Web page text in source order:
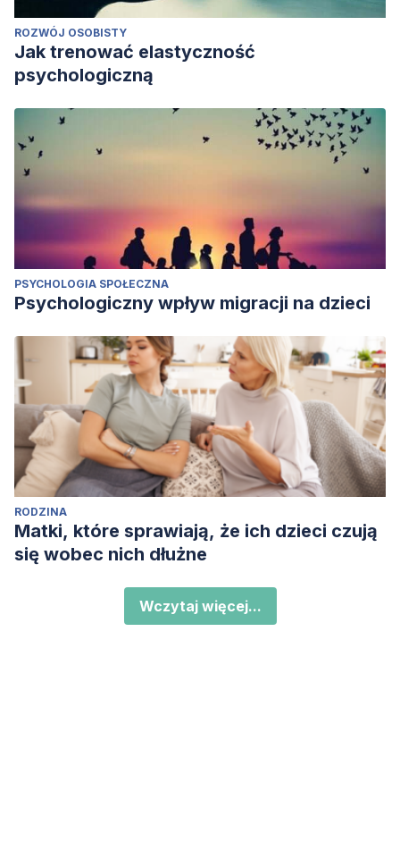
ROZWÓJ OSOBISTY
Jak trenować elastyczność
psychologiczną
PSYCHOLOGIA SPOŁECZNA
Psychologiczny wpływ migracji na dzieci
RODZINA
Matki, które sprawiają, że ich dzieci czują
się wobec nich dłużne
Wczytaj więcej...